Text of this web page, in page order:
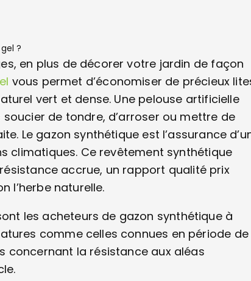
?
en plus de décorer votre jardin de façon
vous permet d’économiser de précieux
vert et dense. Une pelouse artificielle
de tondre, d’arroser ou mettre de
Le gazon synthétique est l’assurance
climatiques. Ce revêtement synthétique
accrue, un rapport qualité prix
l’herbe naturelle.
les acheteurs de gazon synthétique à
comme celles connues en période de
concernant la résistance aux aléas